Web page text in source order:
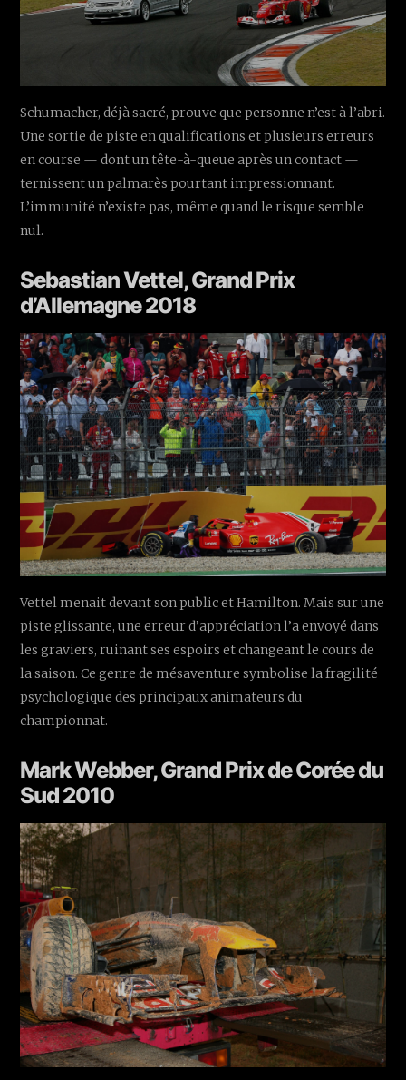
Schumacher, déjà sacré, prouve que personne n’est à l’abri.
Une sortie de piste en qualifications et plusieurs erreurs
en course — dont un tête-à-queue après un contact —
ternissent un palmarès pourtant impressionnant.
L’immunité n’existe pas, même quand le risque semble
nul.
Sebastian Vettel, Grand Prix
d’Allemagne 2018
Vettel menait devant son public et Hamilton. Mais sur une
piste glissante, une erreur d’appréciation l’a envoyé dans
les graviers, ruinant ses espoirs et changeant le cours de
la saison. Ce genre de mésaventure symbolise la fragilité
psychologique des principaux animateurs du
championnat.
Mark Webber, Grand Prix de Corée du
Sud 2010